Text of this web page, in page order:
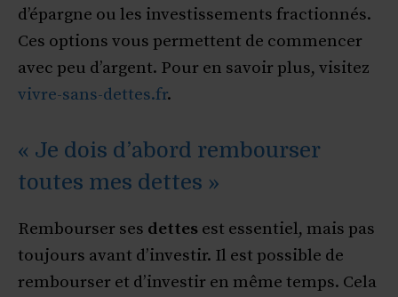
d’épargne ou les investissements fractionnés.
Ces options vous permettent de commencer
avec peu d’argent. Pour en savoir plus, visitez
vivre-sans-dettes.fr.
« Je dois d’abord rembourser
toutes mes dettes »
Rembourser ses dettes est essentiel, mais pas
toujours avant d’investir. Il est possible de
rembourser et d’investir en même temps. Cela